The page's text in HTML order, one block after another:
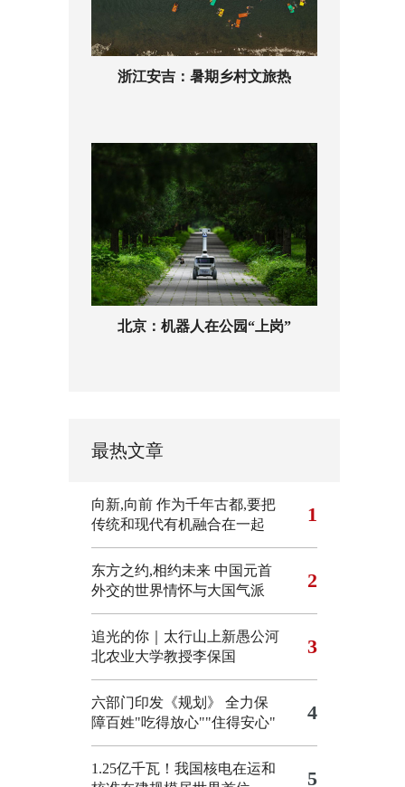
浙江安吉：暑期乡村文旅热
北京：机器人在公园“上岗”
最热文章
向新,向前 作为千年古都,要把
传统和现代有机融合在一起
1
东方之约,相约未来 中国元首
外交的世界情怀与大国气派
2
追光的你｜太行山上新愚公河
北农业大学教授李保国
3
六部门印发《规划》 全力保
障百姓"吃得放心""住得安心"
4
1.25亿千瓦！我国核电在运和
5